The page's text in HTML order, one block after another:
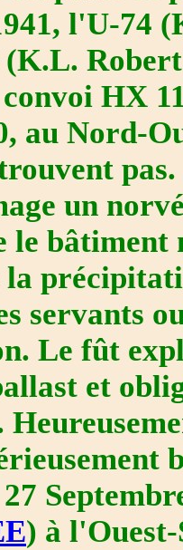
l'U-74
HX
au Nord-
un
le bâtiment
la
servants
Le fût
et
) à